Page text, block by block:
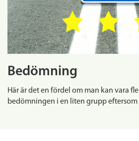
Bedömning
Här är det en fördel om man kan vara
bedömningen i en liten grupp eftersom